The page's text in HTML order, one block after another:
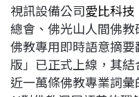
b
o
o
k
a
d
s
e
d
I
n
視訊設備公司愛比科技
總會、佛光山人間佛
佛教專用即時語意摘
版」已正式上線，其結
近一萬條佛教專業詞